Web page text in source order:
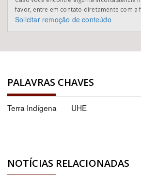
favor, entre em contato diretamente com a
Solicitar remoção de conteúdo
PALAVRAS CHAVES
Terra Indígena UHE
NOTÍCIAS RELACIONADAS